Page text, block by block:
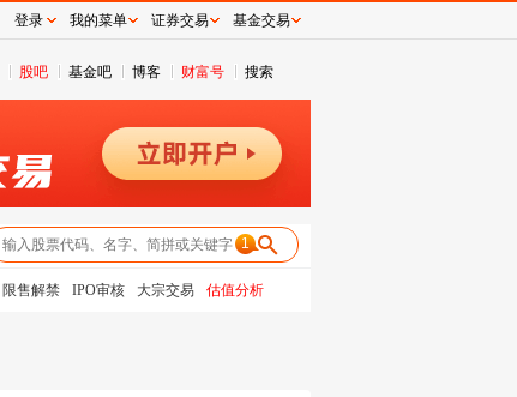
股吧 基金吧 博客 财富号 搜索
1
限售解禁 IPO审核 大宗交易 估值分析
登录 我的菜单 证券交易 基金交易